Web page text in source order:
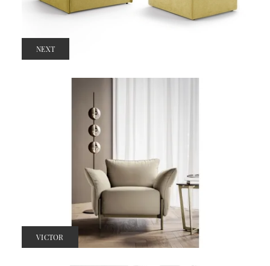
NEXT
VICTOR